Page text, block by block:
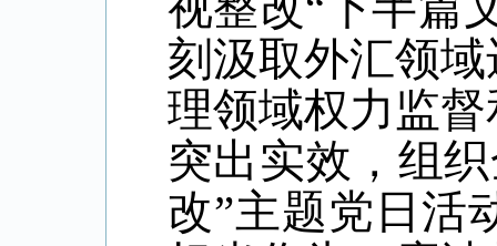
刻汲取外汇领
理领域权力 监
突出实效，组织
改”主题党日活